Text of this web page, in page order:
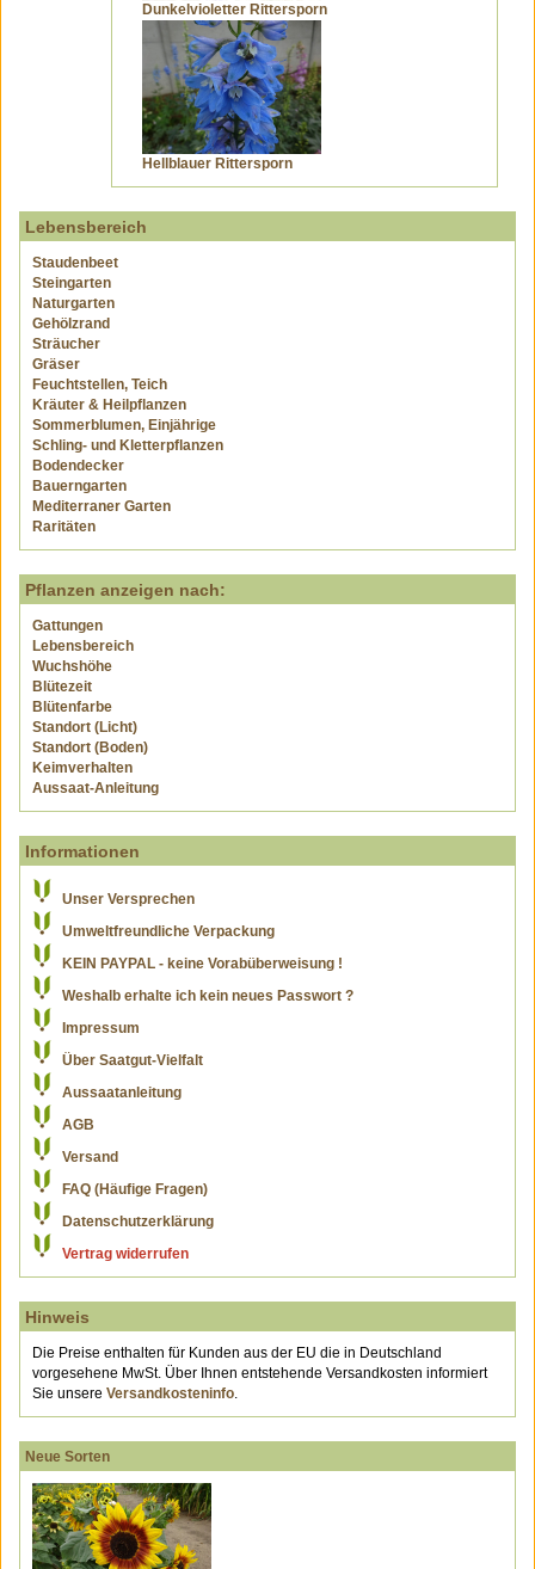
Dunkelvioletter Rittersporn
Hellblauer Rittersporn
Lebensbereich
Staudenbeet
Steingarten
Naturgarten
Gehölzrand
Sträucher
Gräser
Feuchtstellen, Teich
Kräuter & Heilpflanzen
Sommerblumen, Einjährige
Schling- und Kletterpflanzen
Bodendecker
Bauerngarten
Mediterraner Garten
Raritäten
Pflanzen anzeigen nach:
Gattungen
Lebensbereich
Wuchshöhe
Blütezeit
Blütenfarbe
Standort (Licht)
Standort (Boden)
Keimverhalten
Aussaat-Anleitung
Informationen
Unser Versprechen
Umweltfreundliche Verpackung
KEIN PAYPAL - keine Vorabüberweisung !
Weshalb erhalte ich kein neues Passwort ?
Impressum
Über Saatgut-Vielfalt
Aussaatanleitung
AGB
Versand
FAQ (Häufige Fragen)
Datenschutzerklärung
Vertrag widerrufen
Hinweis
Die Preise enthalten für Kunden aus der EU die in Deutschland
vorgesehene MwSt. Über Ihnen entstehende Versandkosten informiert
Sie unsere Versandkosteninfo.
Neue Sorten